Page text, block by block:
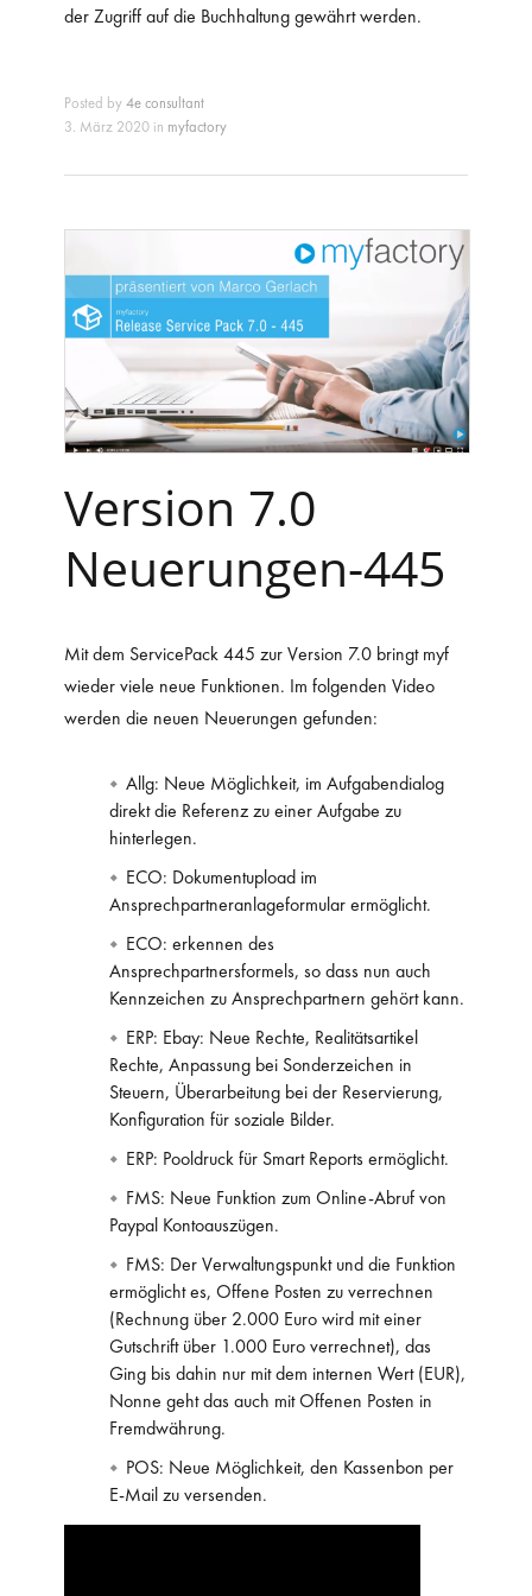
der Zugriff auf die Buchhaltung gewährt werden.
Posted by4e consultant
3. März 2020 in myfactory
Version 7.0
Neuerungen-445
Mit dem ServicePack 445 zur Version 7.0 bringt myf
wieder viele neue Funktionen. Im folgenden Video
werden die neuen Neuerungen gefunden:
Allg: Neue Möglichkeit, im Aufgabendialog
direkt die Referenz zu einer Aufgabe zu
hinterlegen.
ECO: Dokumentupload im
Ansprechpartneranlageformular ermöglicht.
ECO: erkennen des
Ansprechpartnersformels, so dass nun auch
Kennzeichen zu Ansprechpartnern gehört kann.
ERP: Ebay: Neue Rechte, Realitätsartikel
Rechte, Anpassung bei Sonderzeichen in
Steuern, Überarbeitung bei der Reservierung,
Konfiguration für soziale Bilder.
ERP: Pooldruck für Smart Reports ermöglicht.
FMS: Neue Funktion zum Online-Abruf von
Paypal Kontoauszügen.
FMS: Der Verwaltungspunkt und die Funktion
ermöglicht es, Offene Posten zu verrechnen
(Rechnung über 2.000 Euro wird mit einer
Gutschrift über 1.000 Euro verrechnet), das
Ging bis dahin nur mit dem internen Wert (EUR),
Nonne geht das auch mit Offenen Posten in
Fremdwährung.
POS: Neue Möglichkeit, den Kassenbon per
E-Mail zu versenden.